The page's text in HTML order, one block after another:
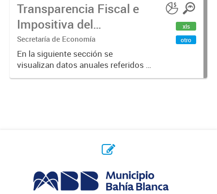
Transparencia Fiscal e
Impositiva del
Municipio. Año 2023
Secretaría de Economía
En la siguiente sección se
visualizan datos anuales referidos a
la transparencia fiscal e impositiva
xls
otro